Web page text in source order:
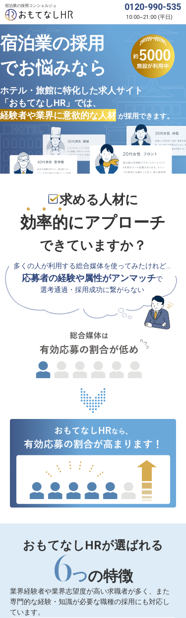
宿泊業の採用コンシェルジュ 0120-990-535
10:00~21:00 (平日)
宿泊業の採用
でお悩みなら
ホテル・旅館に特化した求人サイト
「おもてなしHR」では、
経験者や業界に意欲的な人材 が採用できます。
求める人材に
効率的にアプローチ
できていますか？
多くの人が利用する総合媒体を使ってみたけれど…
応募者の経験や属性がアンマッチで
選考通過・採用成功に繋がらない
おもてなしHRが選ばれる
6つの特徴
業界経験者や業界志望度が高い求職者が多く、また
専門的な経験・知識が必要な職種の採用にも対応し
ています。